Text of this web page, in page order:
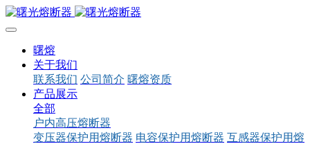
曙熔
关于我们
联系我们 公司简介 曙熔资质
产品展示
全部
户内高压熔断器
变压器保护用熔断器 电容保护用熔断器 互感器保护用熔